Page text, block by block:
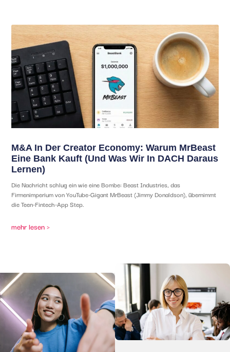
M&A In Der Creator Economy: Warum MrBeast
Eine Bank Kauft (und Was Wir In DACH Daraus
Lernen)
Die Nachricht schlug ein wie eine Bombe: Beast Industries, das
Firmenimperium von YouTube-Gigant MrBeast (Jimmy Donaldson), übernimmt
die Teen-Fintech-App Step.
mehr lesen >